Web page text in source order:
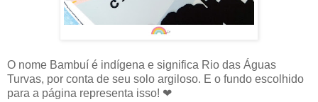
O nome Bambuí é indígena e significa Rio das Águas
Turvas, por conta de seu solo argiloso. E o fundo escolhido
para a página representa isso! ❤